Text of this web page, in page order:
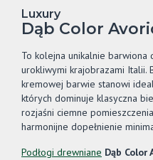
Luxury
Dąb Color
To kolejna unikalnie barwiona
urokliwymi krajobrazami Italii.
kremowej barwie stanowi
których dominuje klasyczna
rozjaśni ciemne
harmonijne dopełnienie
Podłogi drewniane Dąb Color